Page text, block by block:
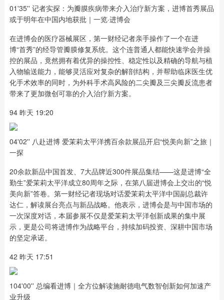
01'35'' 记者实探：为瓣膜疾病带来介入治疗新方案，进博首秀展品
或于明年在中国内地获批｜一览·进博会
在进博会的医疗器械展区，第一财经记者亲手操作了一个在进
博“首秀”的经导管瓣膜修复系统。这个连普通人都能快速学会并操
控的展品，竟然拥有着优异的操控性、稳定性以及精确的导航与植
入物输送能力，能够灵活应对复杂的解剖结构，并帮助临床医生优
化手术效率的同时，为外科手术高风险的二尖瓣及三尖瓣反流患者
带来了更加微创可靠的介入治疗新方案。
94 昨天 19:20
04'02'' 八赴进博 爱茉莉太平洋携百余款展品开启“悦美向新”之旅｜
一探
20余款新品中国首发、7大品牌近300件展品集结——这是进博“全
勤生”爱茉莉太平洋成立80周年之际，在第八届进博会上交出的“悦
美向新”答卷。第一财经记者现场对话爱茉莉太平洋中国副总裁许
达仁，解读展台亮点与新品战略。他表示，进博会是与中国市场的
一次深度对话，本届参展不仅是爱茉莉太平洋创新成果的集中展
示，更是公司将进博作为战略平台，持续加码投资、深耕中国市场
的坚定承诺。
42 昨天 17:51
104'00'' 总编看进博｜全方位解读施耐德电气数智创新如何加速产
业升级